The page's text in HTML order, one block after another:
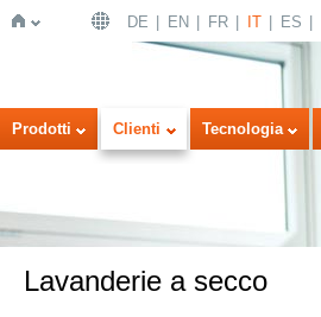
Home
DE EN FR IT ES
Prodotti Clienti Tecnologia
Lavanderie a secco